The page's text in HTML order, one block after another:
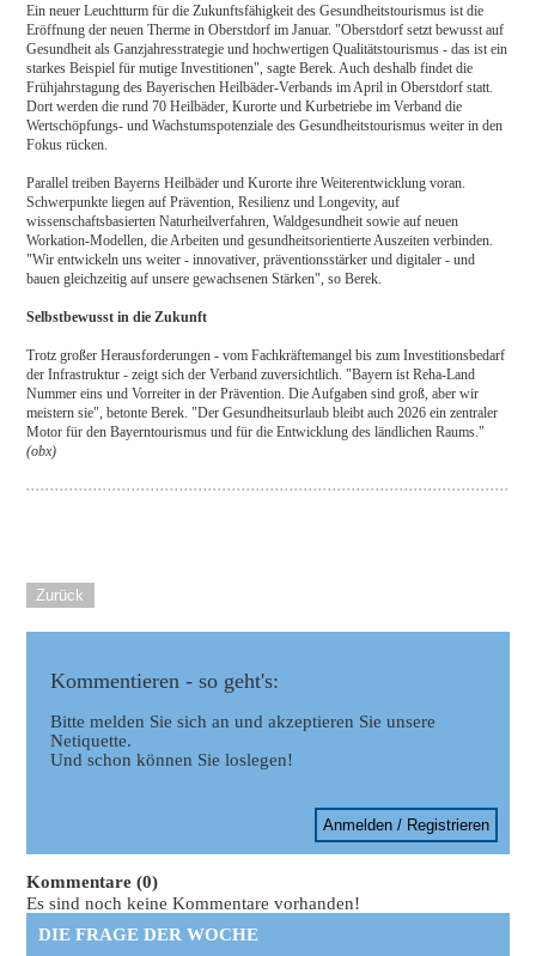
Ein neuer Leuchtturm für die Zukunftsfähigkeit des Gesundheitstourismus ist die
Eröffnung der neuen Therme in Oberstdorf im Januar. "Oberstdorf setzt bewusst auf
Gesundheit als Ganzjahresstrategie und hochwertigen Qualitätstourismus - das ist ein
starkes Beispiel für mutige Investitionen", sagte Berek. Auch deshalb findet die
Frühjahrstagung des Bayerischen Heilbäder-Verbands im April in Oberstdorf statt.
Dort werden die rund 70 Heilbäder, Kurorte und Kurbetriebe im Verband die
Wertschöpfungs- und Wachstumspotenziale des Gesundheitstourismus weiter in den
Fokus rücken.
Parallel treiben Bayerns Heilbäder und Kurorte ihre Weiterentwicklung voran.
Schwerpunkte liegen auf Prävention, Resilienz und Longevity, auf
wissenschaftsbasierten Naturheilverfahren, Waldgesundheit sowie auf neuen
Workation-Modellen, die Arbeiten und gesundheitsorientierte Auszeiten verbinden.
"Wir entwickeln uns weiter - innovativer, präventionsstärker und digitaler - und
bauen gleichzeitig auf unsere gewachsenen Stärken", so Berek.
Selbstbewusst in die Zukunft
Trotz großer Herausforderungen - vom Fachkräftemangel bis zum Investitionsbedarf
der Infrastruktur - zeigt sich der Verband zuversichtlich. "Bayern ist Reha-Land
Nummer eins und Vorreiter in der Prävention. Die Aufgaben sind groß, aber wir
meistern sie", betonte Berek. "Der Gesundheitsurlaub bleibt auch 2026 ein zentraler
Motor für den Bayerntourismus und für die Entwicklung des ländlichen Raums."
(obx)
Zurück
Kommentieren - so geht's:
Bitte melden Sie sich an und akzeptieren Sie unsere
Netiquette.
Und schon können Sie loslegen!
Anmelden / Registrieren
Kommentare (0)
Es sind noch keine Kommentare vorhanden!
DIE FRAGE DER WOCHE